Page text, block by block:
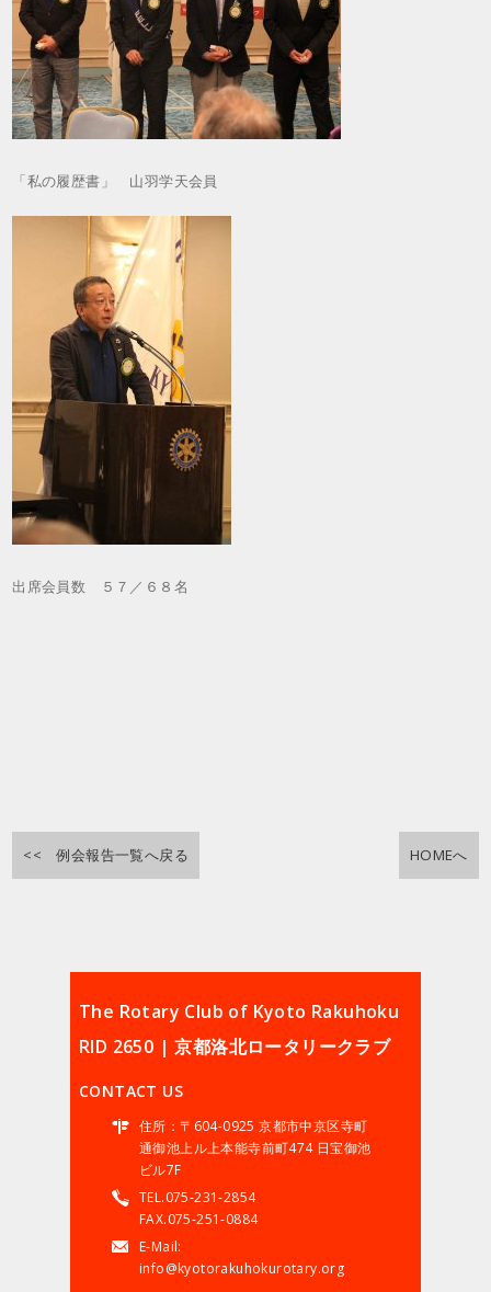
「私の履歴書」 山羽学天会員
出席会員数 ５７／６８名
<< 例会報告一覧へ戻る HOMEへ
The Rotary Club of Kyoto Rakuhoku
RID 2650 | 京都洛北ロータリークラブ
CONTACT US
住所：〒604-0925 京都市中京区寺町
通御池上ル上本能寺前町474 日宝御池
ビル7F
TEL.075-231-2854
FAX.075-251-0884
E-Mail:
info@kyotorakuhokurotary.org